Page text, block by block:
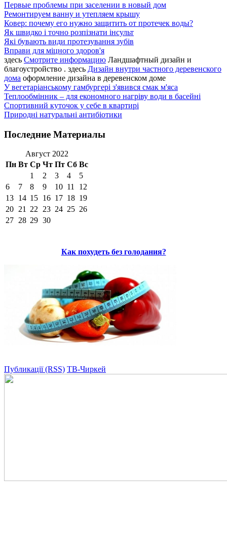
Первые проблемы при заселении в новый дом
Ремонтируем ванну и утепляем крышу
Ковер: почему его нужно защитить от протечек воды?
Як швидко і точно розпізнати інсульт
Які бувають види протезування зубів
Вправи для міцного здоров'я
здесь Смотрите информацию Ландшафтный дизайн и
благоустройство . здесь Дизайн внутри частного деревенского
дома оформление дизайна в деревенском доме
У вегетаріанському гамбургері з'явився смак м'яса
Теплообмінник – для економного нагріву води в басейні
Спортивний куточок у себе в квартирі
Природні натуральні антибіотики
Последние Материалы
Август 2022
Пн Вт Ср Чт Пт Сб Вс
1
2 3 4
5
6
7 8 9 10 11
12
13 14 15 16 17 18 19
20 21 22 23 24 25 26
27 28 29 30
Как похудеть без голодания?
Публикації (RSS) ТВ-Чиркей